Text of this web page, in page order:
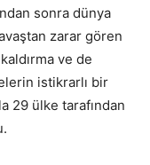
sonra dünya
zarar gören
ve de
istikrarlı bir
29 ülke tarafından